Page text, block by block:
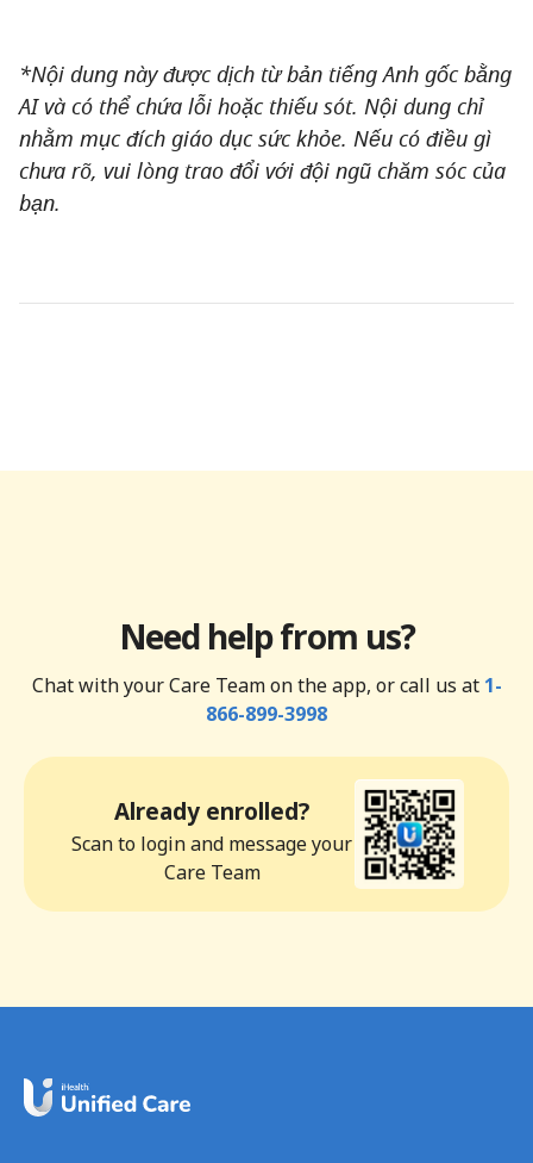
*Nội dung này được dịch từ bản tiếng Anh gốc bằng
AI và có thể chứa lỗi hoặc thiếu sót. Nội dung chỉ
nhằm mục đích giáo dục sức khỏe. Nếu có điều gì
chưa rõ, vui lòng trao đổi với đội ngũ chăm sóc của
bạn.
Need help from us?
Chat with your Care Team on the app, or call us at 1-
866-899-3998
Already enrolled?
Scan to login and message your
Care Team